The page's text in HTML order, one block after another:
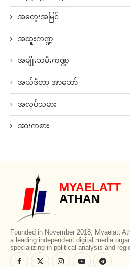
အတွေးအမြင်
အထူးကဏ္ဍ
အမျိုးသမီးကဏ္ဍ
အယ်ဒီတာ့ အာဘော်
အလုပ်သမား
အားကစား
MYAELATT
ATHAN
Founded in November 2018, Myaelatt
a leading independent digital media
specializing in political analysis and